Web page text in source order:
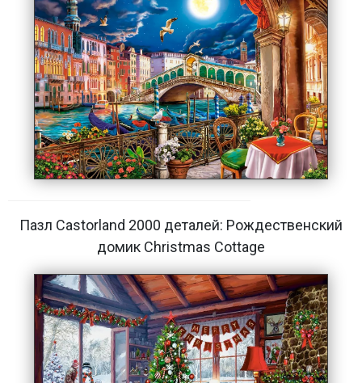
Пазл Castorland 2000 деталей: Рождественский
домик Christmas Cottage